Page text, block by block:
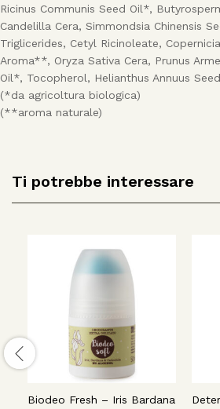
Ricinus Communis Seed Oil*,
Candelilla Cera, Simmondsia Chinensis
Triglicerides, Cetyl Ricinoleate,
Aroma**, Oryza Sativa Cera, Prunus
Oil*, Tocopherol, Helianthus Annuus
(*da agricoltura biologica)
(**aroma naturale)
Ti potrebbe interessare
Biodeo Fresh – Iris Bardana